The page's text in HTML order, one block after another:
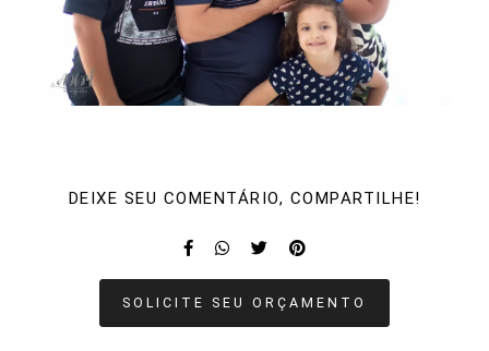
DEIXE SEU COMENTÁRIO, COMPARTILHE!
SOLICITE SEU ORÇAMENTO